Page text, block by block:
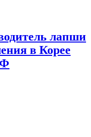
лапши
в Корее